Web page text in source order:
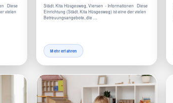
Diese
vielen
Städt. Kita Hüsgesweg, Viersen - Informationen Diese
Einrichtung (Städt. Kita Hüsgesweg) ist eine der vielen
Betreuungsangebote, die …
Mehr erfahren